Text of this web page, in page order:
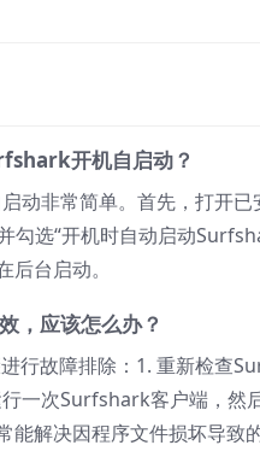
开机自启动？
动非常简单。首先，打开
勾选“开机时自动启动
台启动。
，应该怎么办？
行故障排除：1. 重新检查
一次Surfshark客户端，然
解决因程序文件损坏导致的